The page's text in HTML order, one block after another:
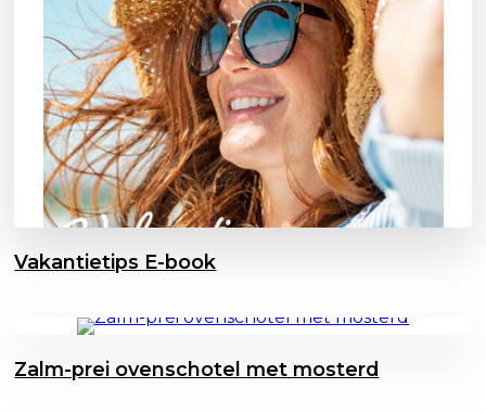
Vakantietips E-book
Zalm-prei ovenschotel met mosterd